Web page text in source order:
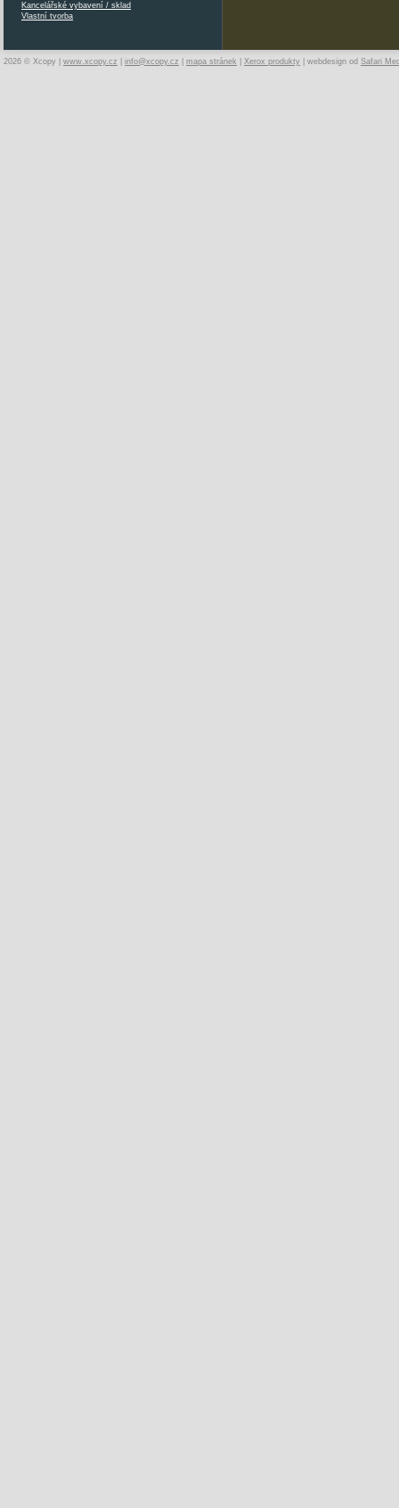
Kancelářské vybavení / sklad
Vlastní tvorba
2026 © Xcopy | www.xcopy.cz info@xcopy.cz mapa stránek Xerox produkty | webdesign od Safari